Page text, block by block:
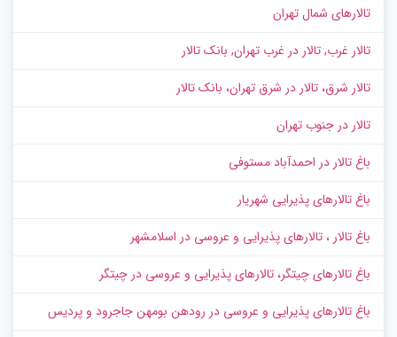
تالارهای شمال تهران
تالار غرب, تالار در غرب تهران, بانک تالار
تالار شرق، تالار در شرق تهران، بانک تالار
تالار در جنوب تهران
باغ تالار در احمدآباد مستوفی
باغ تالارهای پذیرایی شهریار
باغ تالار ، تالارهای پذیرایی و عروسی در اسلامشهر
باغ تالارهای چیتگر، تالارهای پذیرایی و عروسی در چیتگر
باغ تالارهای پذیرایی و عروسی در رودهن بومهن جاجرود و پردیس